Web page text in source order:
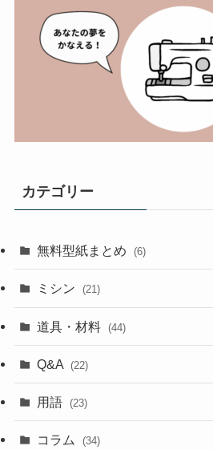
カテゴリー
無料型紙まとめ (6)
ミシン (21)
(11)
道具・材料 (44)
(18)
(4)
Q&A (22)
(5)
用語 (23)
(1)
コラム (34)